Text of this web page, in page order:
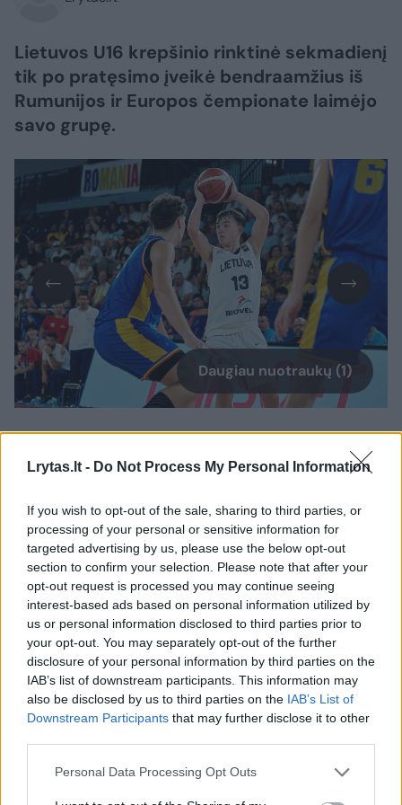
Lrytas.lt - Do Not Process My Personal Information
If you wish to opt-out of the sale, sharing to third parties, or
processing of your personal or sensitive information for
targeted advertising by us, please use the below opt-out
section to confirm your selection. Please note that after your
opt-out request is processed you may continue seeing
interest-based ads based on personal information utilized by
us or personal information disclosed to third parties prior to
your opt-out. You may separately opt-out of the further
disclosure of your personal information by third parties on the
IAB’s list of downstream participants. This information may
also be disclosed by us to third parties on the IAB’s List of
Downstream Participants that may further disclose it to other
Personal Data Processing Opt Outs
Lietuvos U16 krepšinio rinktinė sekmadienį
tik po pratęsimo įveikė bendraamžius iš
Rumunijos ir Europos čempionate laimėjo
savo grupę.
Daugiau nuotraukų (1)
94:86 (23:19, 25:17, 14:22, 20:24, 12:4).
Paskutinė ketvirtojo kėlinio minutė prasidėjo
lietuviams pirmaujant 80:79, tačiau Luca-
Andrei Dogaru dvitaškiu išvedė rumunus į
priekį, o Ericas Craciunas pataikęs vieną
baudos metimą varžovų persvarą
padvigubino.
Paskutinėje atakoje kamuolys buvo patikėtas
Šarūno Jasikevičiaus sūnėnui Danieliui
Jasikevičiui iš šis išprovokavo pražangą.